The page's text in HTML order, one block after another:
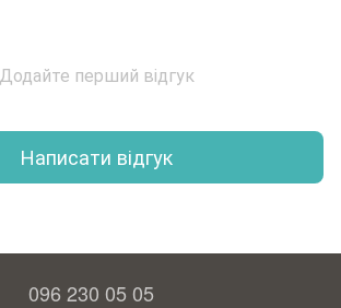
Додайте перший відгук
Написати відгук
096 230 05 05